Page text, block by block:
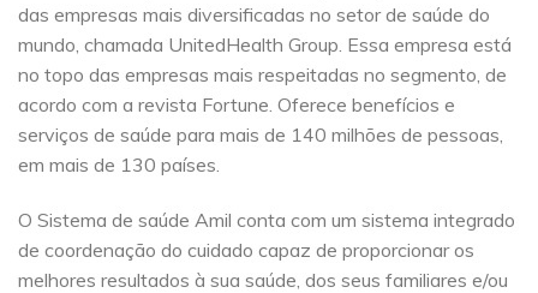
das empresas mais diversificadas no setor de saúde do
mundo, chamada UnitedHealth Group. Essa empresa está
no topo das empresas mais respeitadas no segmento, de
acordo com a revista Fortune. Oferece benefícios e
serviços de saúde para mais de 140 milhões de pessoas,
em mais de 130 países.
O Sistema de saúde Amil conta com um sistema integrado
de coordenação do cuidado capaz de proporcionar os
melhores resultados à sua saúde, dos seus familiares e/ou